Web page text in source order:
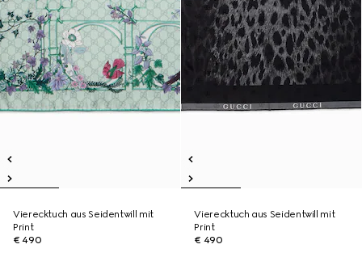
Vierecktuch aus Seidentwill mit
Print
€ 490
Vierecktuch aus Seidentwill mit
Print
€ 490